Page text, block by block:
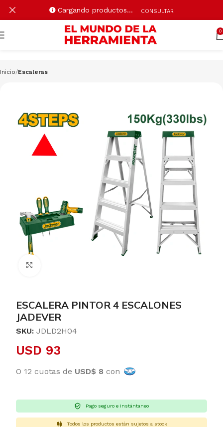
0
Inicio Escaleras
ESCALERA PINTOR 4 ESCALONES
JADEVER
SKU: JDLD2H04
USD 93
O 12 cuotas de USD$ 8 con
Pago seguro e instántaneo
Todos los productos están sujetos a stock
Cargando productos… CONSULTAR